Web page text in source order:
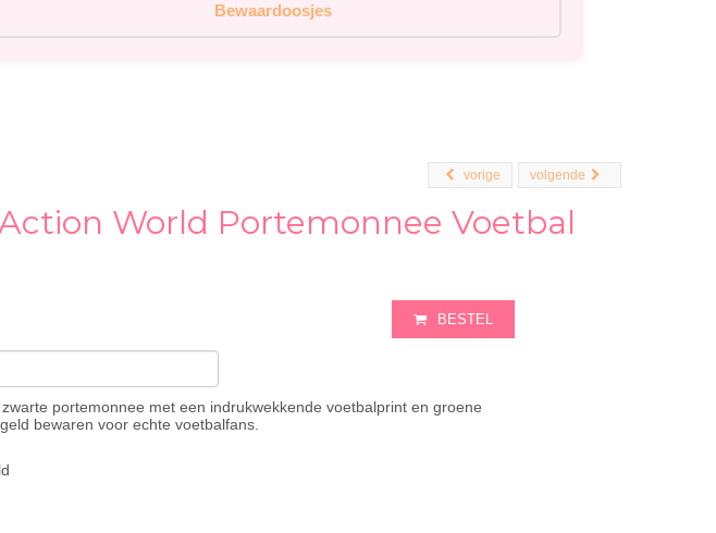
Bewaardoosjes
volgende
vorige
World Portemonnee Voetbal
BESTEL
portemonnee met een indrukwekkende voetbalprint en groene
bewaren voor echte voetbalfans.